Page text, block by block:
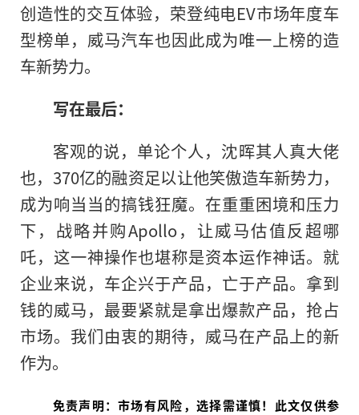
创造性的交互体验，荣登纯电EV市场年度车
型榜单，威马汽车也因此成为唯一上榜的造
车新势力。
写在最后：
客观的说，单论个人，沈晖其人真大佬
也，370亿的融资足以让他笑傲造车新势力，
成为响当当的搞钱狂魔。在重重困境和压力
下，战略并购Apollo，让威马估值反超哪
吒，这一神操作也堪称是资本运作神话。就
企业来说，车企兴于产品，亡于产品。拿到
钱的威马，最要紧就是拿出爆款产品，抢占
市场。我们由衷的期待，威马在产品上的新
作为。
免责声明：市场有风险，选择需谨慎！此文仅供参